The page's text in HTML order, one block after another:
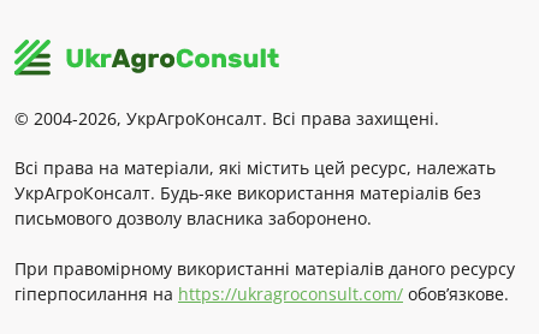
© 2004-2026, УкрАгроКонсалт. Всі права захищені.
Всі права на матеріали, які містить цей ресурс, належать
УкрАгроКонсалт. Будь-яке використання матеріалів без
письмового дозволу власника заборонено.
При правомірному використанні матеріалів даного ресурсу
гіперпосилання на https://ukragroconsult.com/ обов’язкове.